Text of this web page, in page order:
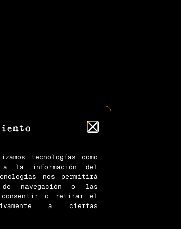
tecnologías como
a la información del
nos permitirá
de navegación o las
consentir o retirar el
a ciertas